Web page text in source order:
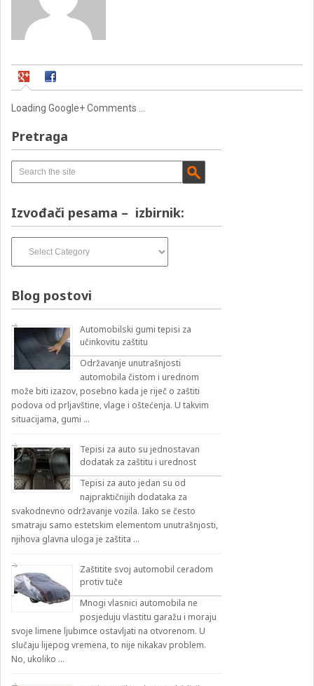
Loading Google+ Comments ...
Pretraga
Izvođači pesama – izbirnik:
pesama
Blog postovi
Automobilski gumi tepisi za
učinkovitu zaštitu
Održavanje unutrašnjosti
automobila čistom i urednom
može biti izazov, posebno kada je riječ o zaštiti
podova od prljavštine, vlage i oštećenja. U takvim
situacijama, gumi …
Tepisi za auto su jednostavan
dodatak za zaštitu i urednost
Tepisi za auto jedan su od
najpraktičnijih dodataka za
svakodnevno održavanje vozila. Iako se često
smatraju samo estetskim elementom unutrašnjosti,
njihova glavna uloga je zaštita …
Zaštitite svoj automobil ceradom
protiv tuče
Mnogi vlasnici automobila ne
posjeduju vlastitu garažu i moraju
svoje limene ljubimce ostavljati na otvorenom. U
slučaju lijepog vremena, to nije nikakav problem.
No, ukoliko …